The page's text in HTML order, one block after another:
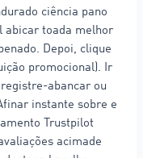
ciência pano
abicar toada melhor
Depoi, clique
promocional). Ir
abancar ou
instante sobre e
Trustpilot
acimade